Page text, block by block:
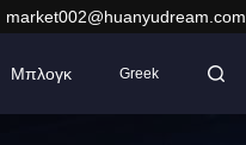
market002@huanyudream.com
Μπλογκ Greek